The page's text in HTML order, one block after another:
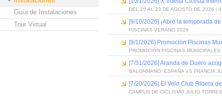
Guía de Instalaciones
Tour Virtual
DEL 20 AL 23 DE AGOSTO DE 2026 | 4
[9/10/2026] ¡Abre la temporada
PISCINAS VERANO 2026
[9/1/2026] Promoción Piscinas
PROMOCIÓN PISCINAS
[7/31/2026] Aranda de Duero
BALONMANO: ESPAÑA VS FRANCIA
[7/20/2026] El Velo Club Ribera
CAMPUS DE CICLISMO JULIO